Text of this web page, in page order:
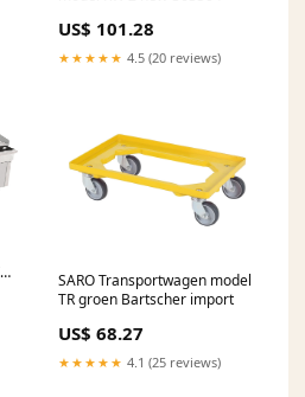
US$ 101.28
★★★★★ 4.5 (20 reviews)
SARO Transportwagen model
TR groen Bartscher import
US$ 68.27
★★★★★ 4.1 (25 reviews)